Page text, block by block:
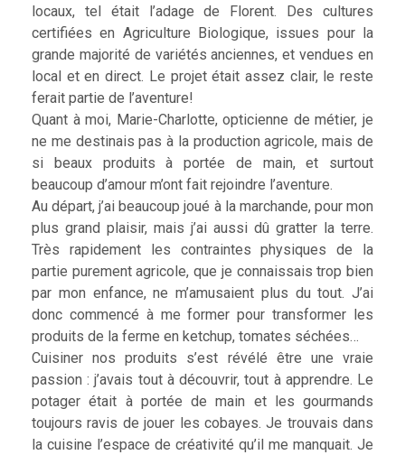
locaux, tel était l’adage de Florent. Des cultures
certifiées en Agriculture Biologique, issues pour la
grande majorité de variétés anciennes, et vendues en
local et en direct. Le projet était assez clair, le reste
ferait partie de l’aventure!
Quant à moi, Marie-Charlotte, opticienne de métier, je
ne me destinais pas à la production agricole, mais de
si beaux produits à portée de main, et surtout
beaucoup d’amour m’ont fait rejoindre l’aventure.
Au départ, j’ai beaucoup joué à la marchande, pour mon
plus grand plaisir, mais j’ai aussi dû gratter la terre.
Très rapidement les contraintes physiques de la
partie purement agricole, que je connaissais trop bien
par mon enfance, ne m’amusaient plus du tout. J’ai
donc commencé à me former pour transformer les
produits de la ferme en ketchup, tomates séchées…
Cuisiner nos produits s’est révélé être une vraie
passion : j’avais tout à découvrir, tout à apprendre. Le
potager était à portée de main et les gourmands
toujours ravis de jouer les cobayes. Je trouvais dans
la cuisine l’espace de créativité qu’il me manquait. Je